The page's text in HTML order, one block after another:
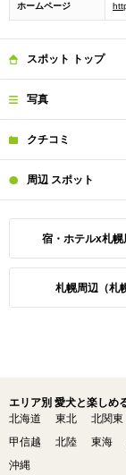
ホームページ
スポット トップ
写真
クチコミ
周辺 スポット
宿・ホテルx札
札幌周辺（札
エリア別 愛犬と楽しめ
北海道
東北 北関東
甲信越
北陸 東海
沖縄